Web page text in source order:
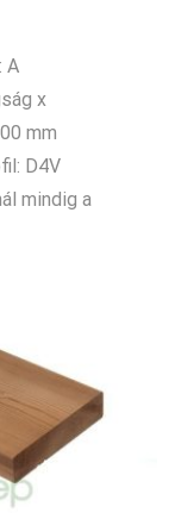
A
x
mm
D4V
mindig a